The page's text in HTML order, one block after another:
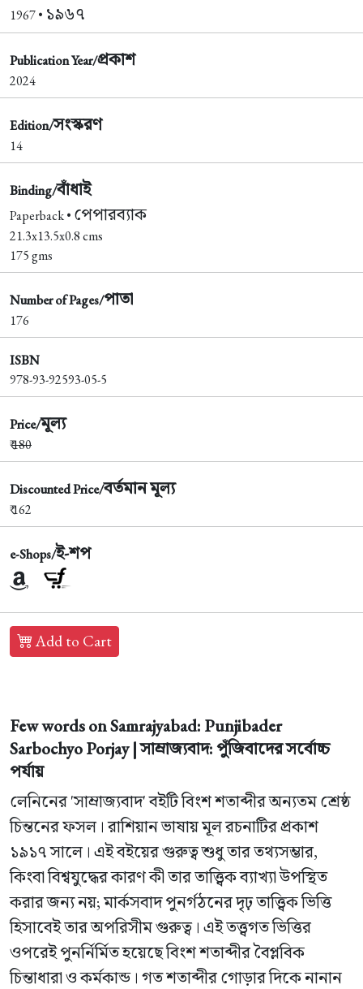
1967 • ১৯৬৭
Publication Year/প্রকাশ
2024
Edition/সংস্করণ
14
Binding/বাঁধাই
Paperback • পেপারব্যাক
21.3x13.5x0.8 cms
175 gms
Number of Pages/পাতা
176
ISBN
978-93-92593-05-5
Price/মূল্য
₹180
Discounted Price/বর্তমান মূল্য
₹ 162
e-Shops/ই-শপ
Add to Cart
Few words on Samrajyabad: Punjibader
Sarbochyo Porjay | সাম্রাজ্যবাদ: পুঁজিবাদের সর্বোচ্চ
পর্যায়
লেনিনের 'সাম্রাজ্যবাদ' বইটি বিংশ শতাব্দীর অন্যতম শ্রেষ্ঠ
চিন্তনের ফসল। রাশিয়ান ভাষায় মূল রচনাটির প্রকাশ
১৯১৭ সালে। এই বইয়ের গুরুত্ব শুধু তার তথ্যসম্ভার,
কিংবা বিশ্বযুদ্ধের কারণ কী তার তাত্ত্বিক ব্যাখ্যা উপস্থিত
করার জন্য নয়; মার্কসবাদ পুনর্গঠনের দৃঢ় তাত্ত্বিক ভিত্তি
হিসাবেই তার অপরিসীম গুরুত্ব। এই তত্ত্বগত ভিত্তির
ওপরেই পুনর্নির্মিত হয়েছে বিংশ শতাব্দীর বৈপ্লবিক
চিন্তাধারা ও কর্মকান্ড। গত শতাব্দীর গোড়ার দিকে নানান